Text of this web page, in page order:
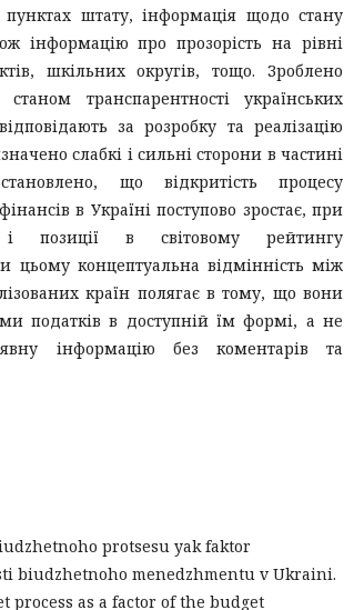
штату, інформація щодо стану
інформацію про прозорість на рівні
шкільних округів, тощо. Зроблено
транспарентності українських
за розробку та реалізацію
слабкі і сильні сторони в частині
що відкритість процесу
в Україні поступово зростає, при
позиції в світовому рейтингу
цьому концептуальна відмінність між
країн полягає в тому, що вони
податків в доступній їм формі, а не
інформацію без коментарів та
protsesu yak faktor
biudzhetnoho menedzhmentu v Ukraini.
process as a factor of the budget